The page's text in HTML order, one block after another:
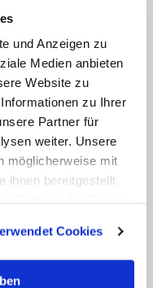
und Anzeigen zu
Medien anbieten
Website zu
zu Ihrer
Partner für
weiter. Unsere
möglicherweise mit
ihnen bereitgestellt
Cookies
mit der
immer
tätig war.
hatte sich in
abgezeichnet.
traf er den